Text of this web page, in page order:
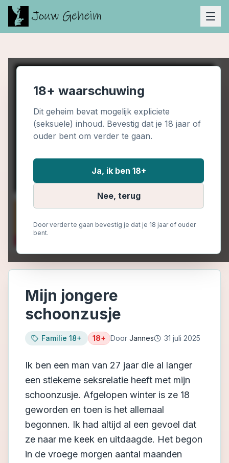
18+ waarschuwing
Dit geheim bevat mogelijk expliciete
(seksuele) inhoud. Bevestig dat je 18 jaar of
ouder bent om verder te gaan.
Ja, ik ben 18+
Nee, terug
Door verder te gaan bevestig je dat je 18 jaar of ouder
bent.
Mijn jongere
schoonzusje
Familie 18+ 18+ Door Jannes 31 juli 2025
Ik ben een man van 27 jaar die al langer
een stiekeme seksrelatie heeft met mijn
schoonzusje. Afgelopen winter is ze 18
geworden en toen is het allemaal
begonnen. Ik had altijd al een gevoel dat
ze naar me keek en uitdaagde. Het begon
in de vroege morgen aantal maanden